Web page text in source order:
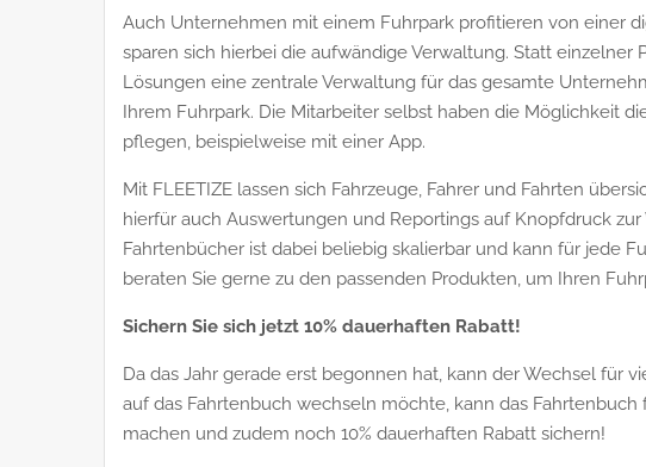
Auch Unternehmen mit einem Fuhrpark profitieren von einer
sparen sich hierbei die aufwändige Verwaltung. Statt
Lösungen eine zentrale Verwaltung für das gesamte
Ihrem Fuhrpark. Die Mitarbeiter selbst haben die Möglichkeit
pflegen, beispielweise mit einer App.
Mit FLEETIZE lassen sich Fahrzeuge, Fahrer und Fahrten
hierfür auch Auswertungen und Reportings auf Knopfdruck
Fahrtenbücher ist dabei beliebig skalierbar und kann für jede
beraten Sie gerne zu den passenden Produkten, um Ihren
Sichern Sie sich jetzt 10% dauerhaften Rabatt!
Da das Jahr gerade erst begonnen hat, kann der Wechsel für
auf das Fahrtenbuch wechseln möchte, kann das
machen und zudem noch 10% dauerhaften Rabatt sichern!